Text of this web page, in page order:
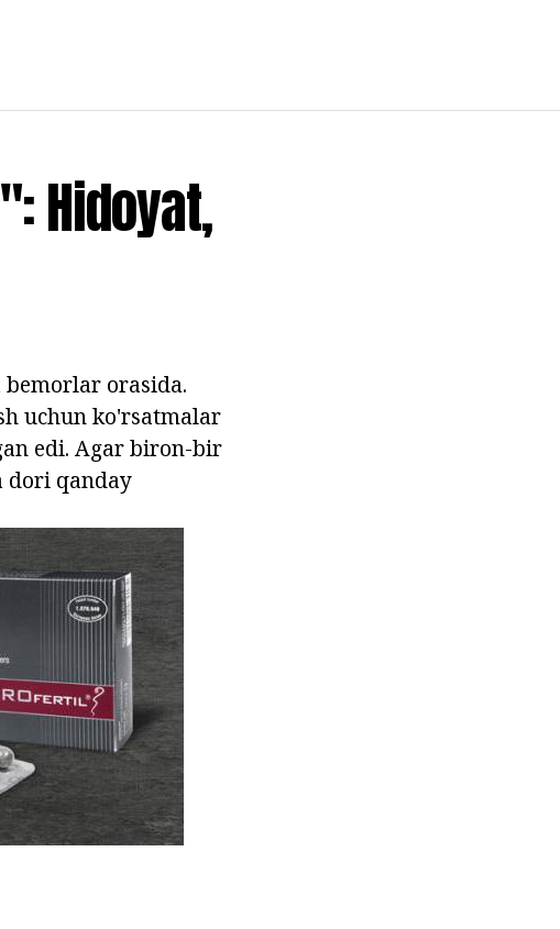
Hidoyat,
orasida.
uchun ko'rsatmalar
edi. Agar biron-bir
dori qanday